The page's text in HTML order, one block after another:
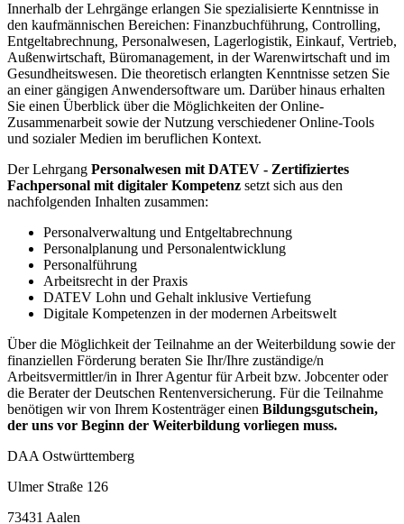
Innerhalb der Lehrgänge erlangen Sie spezialisierte Kenntnisse in
den kaufmännischen Bereichen: Finanzbuchführung, Controlling,
Entgeltabrechnung, Personalwesen, Lagerlogistik, Einkauf, Vertrieb,
Außenwirtschaft, Büromanagement, in der Warenwirtschaft und im
Gesundheitswesen. Die theoretisch erlangten Kenntnisse setzen Sie
an einer gängigen Anwendersoftware um. Darüber hinaus erhalten
Sie einen Überblick über die Möglichkeiten der Online-
Zusammenarbeit sowie der Nutzung verschiedener Online-Tools
und sozialer Medien im beruflichen Kontext.
Der Lehrgang Personalwesen mit DATEV - Zertifiziertes
Fachpersonal mit digitaler Kompetenz setzt sich aus den
nachfolgenden Inhalten zusammen:
Personalverwaltung und Entgeltabrechnung
Personalplanung und Personalentwicklung
Personalführung
Arbeitsrecht in der Praxis
DATEV Lohn und Gehalt inklusive Vertiefung
Digitale Kompetenzen in der modernen Arbeitswelt
Über die Möglichkeit der Teilnahme an der Weiterbildung sowie der
finanziellen Förderung beraten Sie Ihr/Ihre zuständige/n
Arbeitsvermittler/in in Ihrer Agentur für Arbeit bzw. Jobcenter oder
die Berater der Deutschen Rentenversicherung. Für die Teilnahme
benötigen wir von Ihrem Kostenträger einen Bildungsgutschein,
der uns vor Beginn der Weiterbildung vorliegen muss.
DAA Ostwürttemberg
Ulmer Straße 126
73431 Aalen